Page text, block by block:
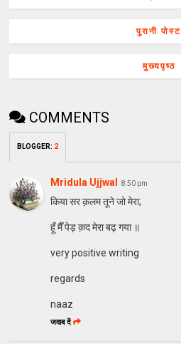
पुरानी पोस्ट
मुख्यपृष्ठ
COMMENTS
BLOGGER: 2
Mridula Ujjwal 8:50 pm
किया सर क़लम तूने जो मेरा;
हूँ मैँ पेड़ क़द मेरा बढ़ गया ॥
very positive writing
regards
naaz
जवाब दें